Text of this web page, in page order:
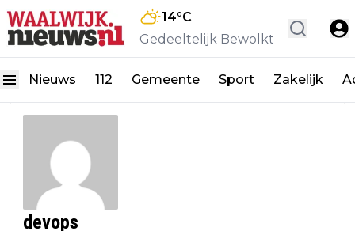
14°C
Gedeeltelijk Bewolkt
Nieuws 112 Gemeente Sport Zakelijk
devops